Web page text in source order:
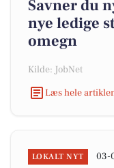
Savner du
nye ledige
omegn
Kilde: JobNet
Læs hele
LOKALT NYT 03-